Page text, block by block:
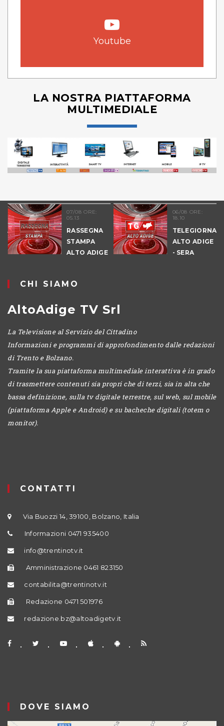
Youtube
LA NOSTRA PIATTAFORMA
MULTIMEDIALE
07/08 ORE:
05.13
RASSEGNA
STAMPA
ALTO ADIGE
06/08 ORE:
18.10
ALTO ADIGE
- SERA
CHI SIAMO
AltoAdige TV Srl
La Televisione al Servizio del Cittadino
Informazioni e programmi di approfondimento dalle redazioni
di Trento e Bolzano.
Tramite la sua piattaforma multimediale interattiva è in grado
di trasmettere contenuti sia propri che di terzi, sia in alta che
bassa definizione, sulla tv digitale terrestre, sul web, sul mobile
(piattaforma Apple e Android) e su bacheche digitali (totem o
monitor).
CONTATTI
Via Buozzi 14, 39100, Bolzano, Italia
Informazioni 0471 935400
info@trentinotv.it
Amministrazione 0461 823150
contabilita@trentinotv.it
Redazione 0471 501976
redazione.bz@altoadigetv.it
DOVE SIAMO